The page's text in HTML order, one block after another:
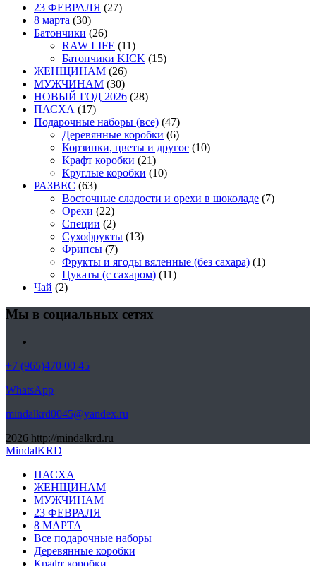
23 ФЕВРАЛЯ (27)
8 марта (30)
Батончики (26)
RAW LIFE (11)
Батончики KICK (15)
ЖЕНЩИНАМ (26)
МУЖЧИНАМ (30)
НОВЫЙ ГОД 2026 (28)
ПАСХА (17)
Подарочные наборы (все) (47)
Деревянные коробки (6)
Корзинки, цветы и другое (10)
Крафт коробки (21)
Круглые коробки (10)
РАЗВЕС (63)
Восточные сладости и орехи в шоколаде (7)
Орехи (22)
Специи (2)
Сухофрукты (13)
Фрипсы (7)
Фрукты и ягоды вяленные (без сахара) (1)
Цукаты (с сахаром) (11)
Чай (2)
Мы в социальных сетях
+7 (965)470 00 45
WhatsApp
mindalkrd0045@yandex.ru
2026 http://mindalkrd.ru
MindalKRD
ПАСХА
ЖЕНЩИНАМ
МУЖЧИНАМ
23 ФЕВРАЛЯ
8 МАРТА
Все подарочные наборы
Деревянные коробки